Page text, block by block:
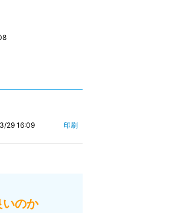
29 16:09 印刷
いのか